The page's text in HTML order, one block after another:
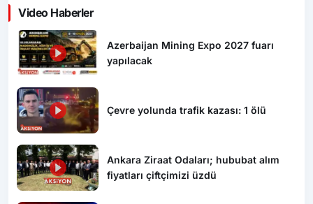
Video Haberler
Azerbaijan Mining Expo 2027 fuarı
yapılacak
Çevre yolunda trafik kazası: 1 ölü
Ankara Ziraat Odaları; hububat alım
fiyatları çiftçimizi üzdü